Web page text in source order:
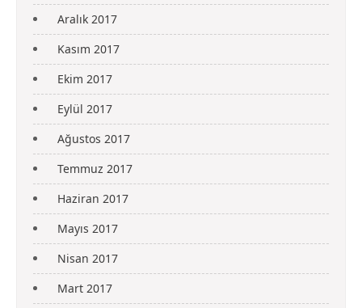
Aralık 2017
Kasım 2017
Ekim 2017
Eylül 2017
Ağustos 2017
Temmuz 2017
Haziran 2017
Mayıs 2017
Nisan 2017
Mart 2017